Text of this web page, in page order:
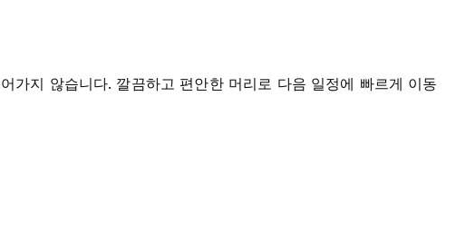
지 않습니다. 깔끔하고 편안한 머리로 다음 일정에 빠르게 이동